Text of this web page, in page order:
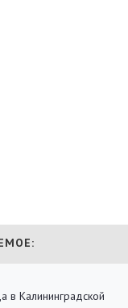
в Калининградской